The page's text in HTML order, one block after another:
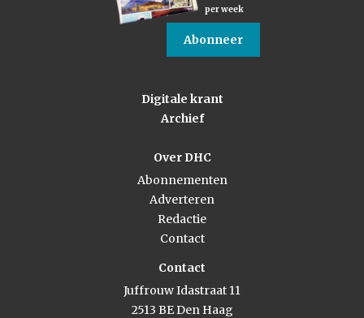
per week
Abonneer
Digitale krant
Archief
Over DHC
Abonnementen
Adverteren
Redactie
Contact
Contact
Juffrouw Idastraat 11
2513 BE Den Haag